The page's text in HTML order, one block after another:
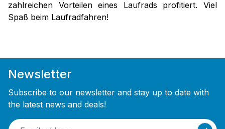
zahlreichen Vorteilen eines Laufrads profitiert. Viel
Spaß beim Laufradfahren!
Newsletter
Subscribe to our newsletter and stay up to date with
the latest news and deals!